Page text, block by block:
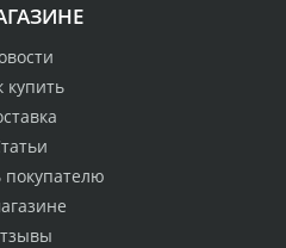
купить